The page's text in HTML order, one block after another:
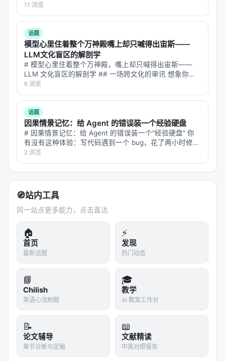
下一次，当你看到 AI 给你一个模棱两可、甚至拒绝回
答的反馈时，别急着生气。那可能不是它笨，而是它
在那个瞬间，守住了作为一个智能体最后的“认知正
直”。
我们要的是一个说真话的朋友，而不是一个只会为了
满分而编造世界的考生。
的、关于 AI 诚实的终极思辨。
么走？你不是应该开车去洗车场吗？" 但如果你把这个问
GPT-5.5、Claude-Opus-4.7 或 DeepSeek-R1…
11 浏览
话题
模型心里住着整个万神殿嘴上却只喊得出宙斯——
LLM文化盲区的解剖学
# 模型心里住着整个万神殿，嘴上却只喊得出宙斯——
LLM 文化盲区的解剖学 ## 一场跨文化的审讯 想象你是
一位语言学家，想搞清楚一件事：当大语言模型被问"希
腊神话里的雷神是谁"，它脱口而出"Zeus"；问"罗马
的"，"Jupiter"；…
6 浏览
话题
因果情景记忆：给 Agent 的错误装一个经验硬盘
# 因果情景记忆：给 Agent 的错误装一个"经验硬盘" 你
有没有这种体验：写代码遇到一个 bug，花了两小时修好
了，下次遇到类似的 bug 又花了两个小时？不是你不记
得上次怎么修的，而是你没想到"这次"和"上次"是同一类
问题。人类的记…
2 浏览
🧭站内工具
同一站点更多能力，点击直达
🏠
首页
最新话题
⚡
发现
热门动态
📘
Chilish
英语心流刷题
🎓
教学
AI 教案工作台
📝
论文辅导
章节诊断与定稿
📖
文献精读
中英对照报告